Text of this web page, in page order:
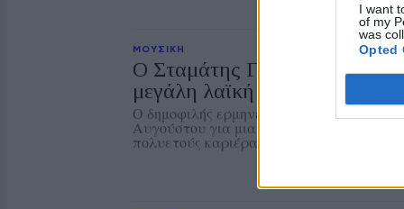
I want
of my
was
Opted
ΜΟΥΣΙΚΗ
Ο Σταμάτης Γονίδης στον
μεγάλη λαϊκή βραδιά
Ο δημοφιλής ερμηνευτής έρχεται στη
Αυγούστου για μια εμφάνιση με τις
πολυετούς καριέρας του